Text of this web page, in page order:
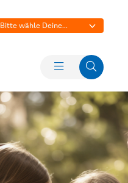
Bitte wähle Deine